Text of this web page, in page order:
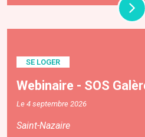
SE LOGER
Webinaire - SOS
Le 4 septembre 2026
Saint-Nazaire